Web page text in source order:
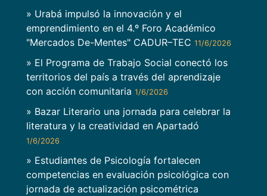
» Urabá impulsó la innovación y el
emprendimiento en el 4.º Foro Académico
"Mercados De-Mentes" CADUR–TEC 11/6/2026
» El Programa de Trabajo Social conectó los
territorios del país a través del aprendizaje
con acción comunitaria 1/6/2026
» Bazar Literario una jornada para celebrar la
literatura y la creatividad en Apartadó
1/6/2026
» Estudiantes de Psicología fortalecen
competencias en evaluación psicológica con
jornada de actualización psicométrica